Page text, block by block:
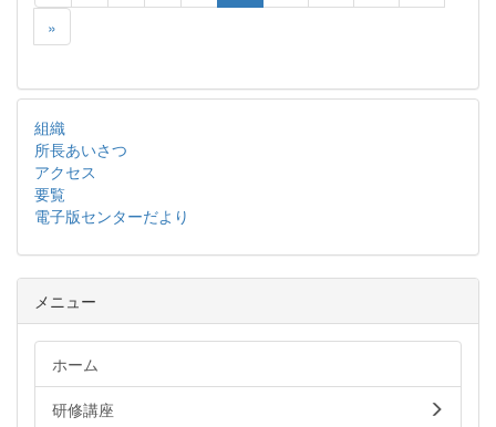
»
組織
所長あいさつ
アクセス
要覧
電子版センターだより
メニュー
ホーム
研修講座